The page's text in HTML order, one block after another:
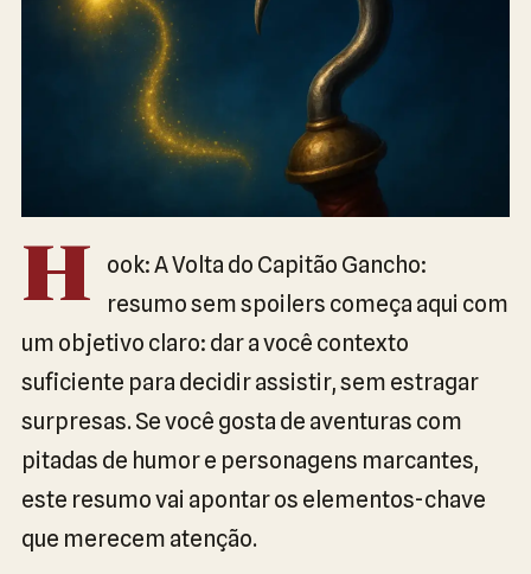
H
ook: A Volta do Capitão Gancho:
resumo sem spoilers começa aqui com
um objetivo claro: dar a você contexto
suficiente para decidir assistir, sem estragar
surpresas. Se você gosta de aventuras com
pitadas de humor e personagens marcantes,
este resumo vai apontar os elementos-chave
que merecem atenção.